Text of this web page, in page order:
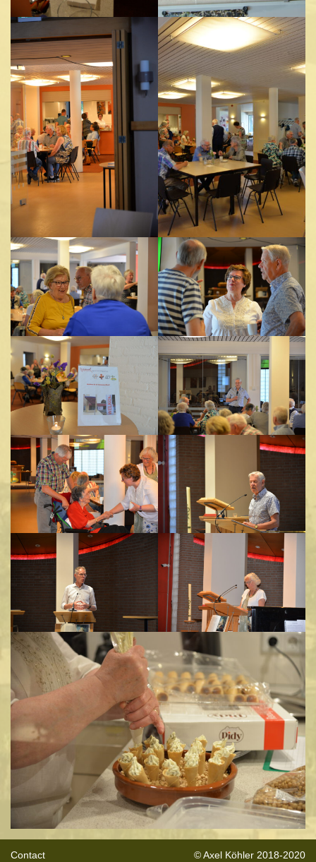
Contact © Axel Köhler 2018-2020